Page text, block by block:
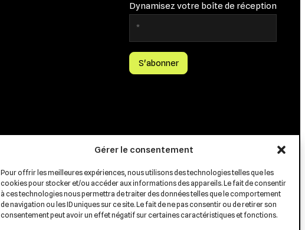
Gérer le consentement
Pour offrir les meilleures expériences, nous utilisons des technologies telles que les
cookies pour stocker et/ou accéder aux informations des appareils. Le fait de consentir
à ces technologies nous permettra de traiter des données telles que le comportement
de navigation ou les ID uniques sur ce site. Le fait de ne pas consentir ou de retirer son
consentement peut avoir un effet négatif sur certaines caractéristiques et fonctions.
Dynamisez votre boîte de réception